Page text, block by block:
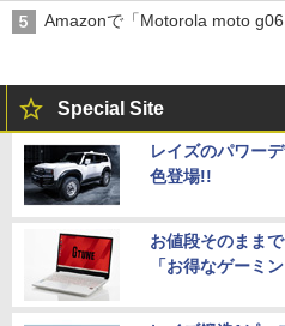
Amazonで「Motorola moto
Special Site
レイズのパワー
色登場!!
お値段そのまま
「お得なゲーミ